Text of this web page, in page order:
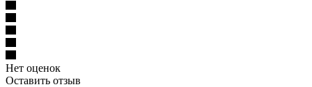
Нет оценок
Оставить отзыв